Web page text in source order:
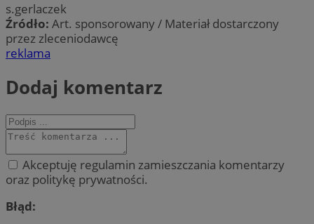
s.gerlaczek
Źródło: Art. sponsorowany / Materiał dostarczony
przez zleceniodawcę
reklama
Dodaj komentarz
Akceptuję regulamin zamieszczania komentarzy
oraz politykę prywatności.
Błąd: